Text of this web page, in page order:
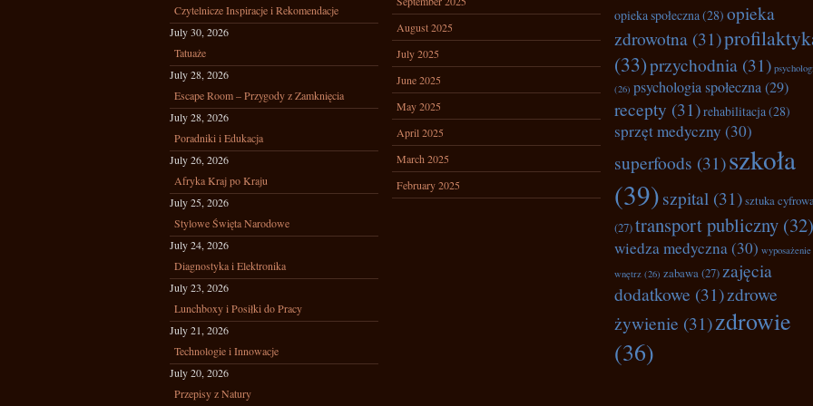
Czytelnicze Inspiracje i Rekomendacje
July 30, 2026
Tatuaże
July 28, 2026
Escape Room – Przygody z Zamknięcia
July 28, 2026
Poradniki i Edukacja
July 26, 2026
Afryka Kraj po Kraju
July 25, 2026
Stylowe Święta Narodowe
July 24, 2026
Diagnostyka i Elektronika
July 23, 2026
Lunchboxy i Posiłki do Pracy
July 21, 2026
Technologie i Innowacje
July 20, 2026
Przepisy z Natury
August 2025
July 2025
June 2025
May 2025
April 2025
March 2025
February 2025
opieka społeczna(28) opieka
zdrowotna (31)
(33)przychodnia (31)
(26) psychologia społeczna(29)
recepty (31)rehabilitacja(28)
sprzęt medyczny (30)
superfoods (31)szkoła
(39)szpital (31)sztuka
(27)transport publiczny (32)
wiedza medyczna(30) wyposażenie
wnętrz (26) zabawa(27) zajęcia
dodatkowe (31)zdrowe
żywienie (31)zdrowie
(36)